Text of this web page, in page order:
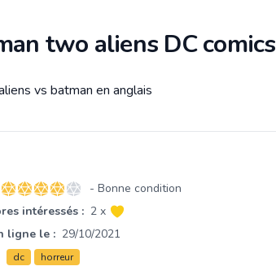
two aliens DC comics
vs batman en anglais
4 sur 5 étoiles
- Bonne condition
intéressés : 2 x
ligne le : 29/10/2021
dc horreur